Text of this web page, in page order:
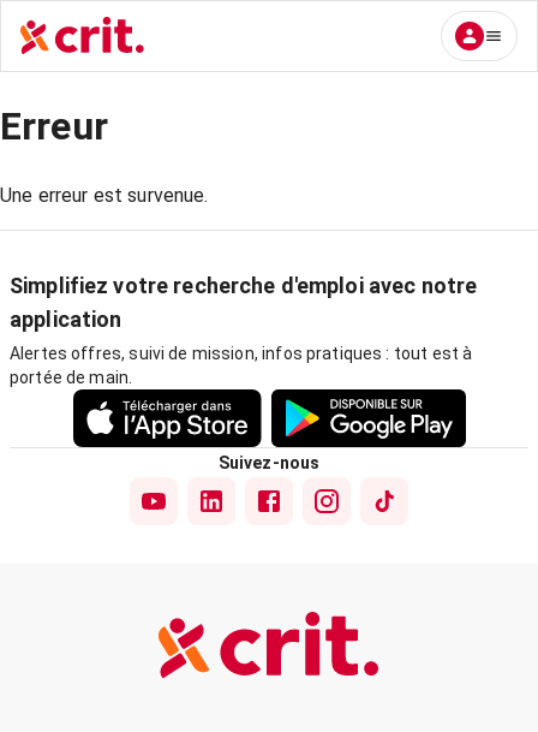
Erreur
Une erreur est survenue.
Simplifiez votre recherche d'emploi avec notre
application
Alertes offres, suivi de mission, infos pratiques : tout est à
portée de main.
Suivez-nous